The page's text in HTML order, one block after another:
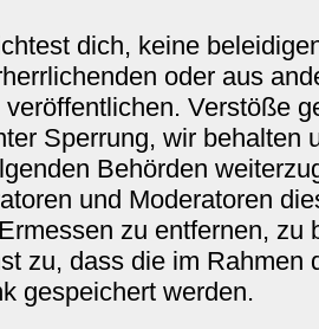
dich, keine
oder aus
veröffentlichen. Verstöße
Sperrung, wir behalten
Behörden
und Moderatoren
zu entfernen, zu
zu, dass die im Rahmen
gespeichert werden.